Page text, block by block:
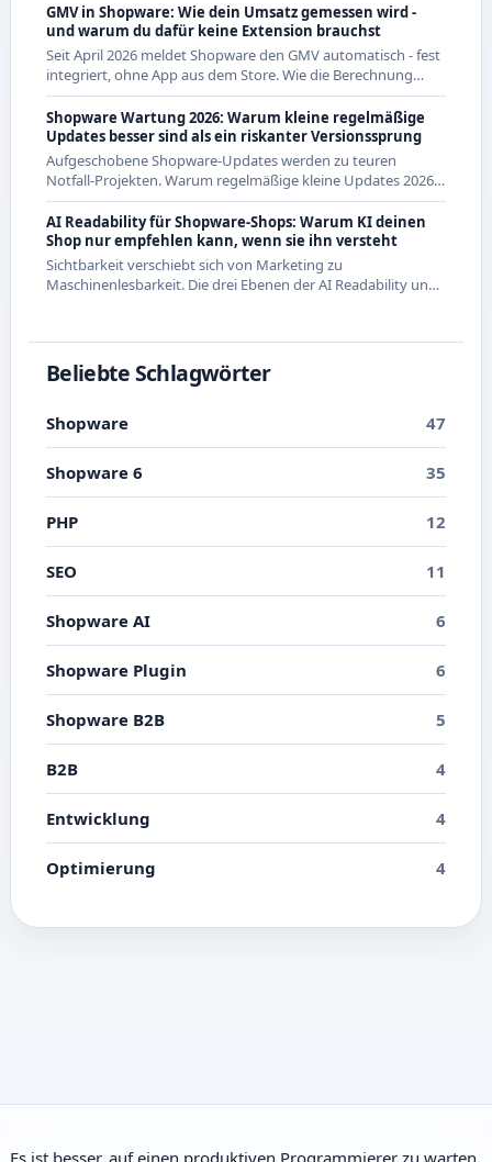
GMV in Shopware: Wie dein Umsatz gemessen wird -
und warum du dafür keine Extension brauchst
Seit April 2026 meldet Shopware den GMV automatisch - fest
integriert, ohne App aus dem Store. Wie die Berechnung
genau funktioniert und was das für CE-Händler bedeutet.
Shopware Wartung 2026: Warum kleine regelmäßige
Updates besser sind als ein riskanter Versionssprung
Aufgeschobene Shopware-Updates werden zu teuren
Notfall-Projekten. Warum regelmäßige kleine Updates 2026
die wirtschaftlichere Strategie sind - mit Beispielen aus den
letzten Releases.
AI Readability für Shopware-Shops: Warum KI deinen
Shop nur empfehlen kann, wenn sie ihn versteht
Sichtbarkeit verschiebt sich von Marketing zu
Maschinenlesbarkeit. Die drei Ebenen der AI Readability und
Beliebte Schlagwörter
Shopware 47
Shopware 6 35
PHP 12
SEO 11
Shopware AI 6
Shopware Plugin 6
Shopware B2B 5
B2B 4
Entwicklung 4
Optimierung 4
Es ist besser, auf einen produktiven Programmierer zu warten,